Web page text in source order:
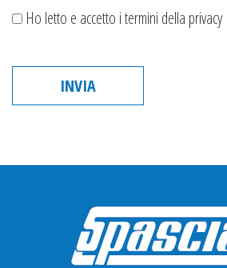
Ho letto e accetto i termini della privacy